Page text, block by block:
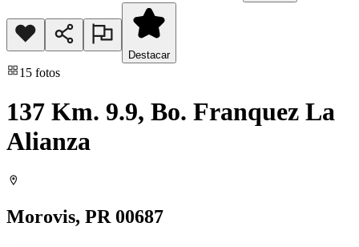
Destacar
15 fotos
137 Km. 9.9, Bo. Franquez La
Alianza
Morovis, PR 00687